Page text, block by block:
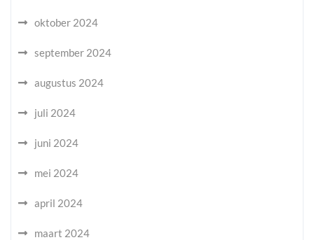
oktober 2024
september 2024
augustus 2024
juli 2024
juni 2024
mei 2024
april 2024
maart 2024